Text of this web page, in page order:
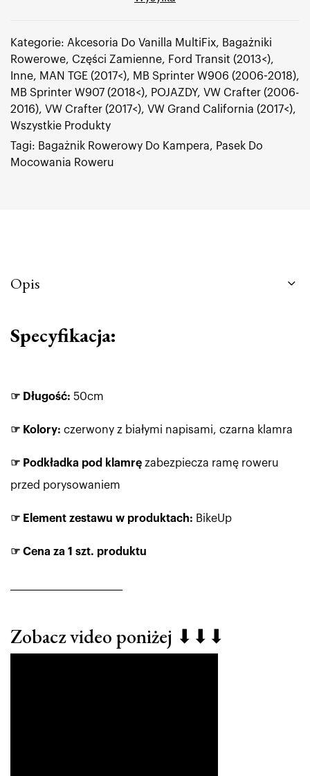
Kategorie: Akcesoria Do Vanilla MultiFix, Bagażniki
Rowerowe, Części Zamienne, Ford Transit (2013<),
Inne, MAN TGE (2017<), MB Sprinter W906 (2006-2018),
MB Sprinter W907 (2018<), POJAZDY, VW Crafter (2006-
2016), VW Crafter (2017<), VW Grand California (2017<),
Wszystkie Produkty
Tagi: Bagażnik Rowerowy Do Kampera, Pasek Do
Mocowania Roweru
Opis
Specyfikacja:
☞ Długość: 50cm
☞ Kolory: czerwony z białymi napisami, czarna klamra
☞ Podkładka pod klamrę zabezpiecza ramę roweru
przed porysowaniem
☞ Element zestawu w produktach: BikeUp
☞ Cena za 1 szt. produktu
Zobacz video poniżej ⬇⬇⬇